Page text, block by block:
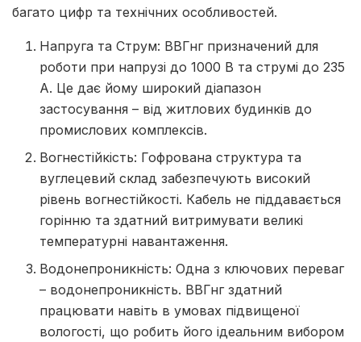
багато цифр та технічних особливостей.
Напруга та Струм: ВВГнг призначений для
роботи при напрузі до 1000 В та струмі до 235
А. Це дає йому широкий діапазон
застосування – від житлових будинків до
промислових комплексів.
Вогнестійкість: Гофрована структура та
вуглецевий склад забезпечують високий
рівень вогнестійкості. Кабель не піддавається
горінню та здатний витримувати великі
температурні навантаження.
Водонепроникність: Одна з ключових переваг
– водонепроникність. ВВГнг здатний
працювати навіть в умовах підвищеної
вологості, що робить його ідеальним вибором